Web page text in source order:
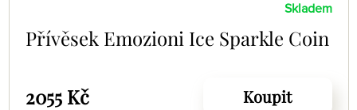
Skladem
Přívěsek Emozioni Ice Sparkle Coin
2055 Kč Koupit